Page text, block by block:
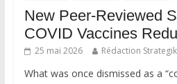
New Peer-Reviewed
COVID Vaccines
25 mai 2026 Rédaction
What was once dismissed as a